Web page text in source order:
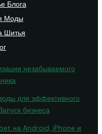
Блога
Моды
Шитья
незабываемого
для эффективного
бизнеса
на Android, iPhone и